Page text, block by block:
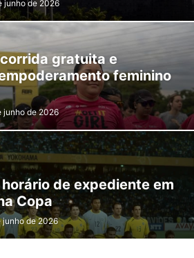
FOTOGRAFIA GDF
INFLAÇÃO INOVAÇÃO INTERNACIONAL
MÚSICA NACIONAL
POLÍTICA RELIGIÃO RIO DE JANEIRO
SEM CATEGORIA TÁ FROID? TEATRO
VIOLÊNCIA
junho de 2026
gratuita e
feminino
junho de 2026
de expediente em
Copa
junho de 2026